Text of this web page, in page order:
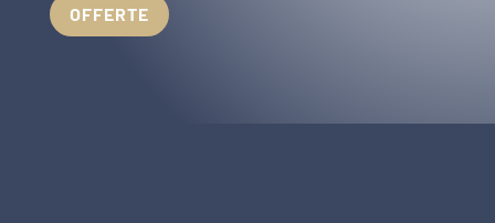
OFFERTE